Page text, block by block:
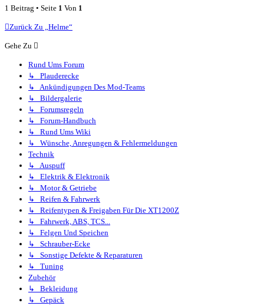
1 Beitrag • Seite 1 Von 1
Zurück Zu „Helme“
Gehe Zu
Rund Ums Forum
↳ Plauderecke
↳ Ankündigungen Des Mod-Teams
↳ Bildergalerie
↳ Forumsregeln
↳ Forum-Handbuch
↳ Rund Ums Wiki
↳ Wünsche, Anregungen & Fehlermeldungen
Technik
↳ Auspuff
↳ Elektrik & Elektronik
↳ Motor & Getriebe
↳ Reifen & Fahrwerk
↳ Reifentypen & Freigaben Für Die XT1200Z
↳ Fahrwerk, ABS, TCS...
↳ Felgen Und Speichen
↳ Schrauber-Ecke
↳ Sonstige Defekte & Reparaturen
↳ Tuning
Zubehör
↳ Bekleidung
↳ Gepäck